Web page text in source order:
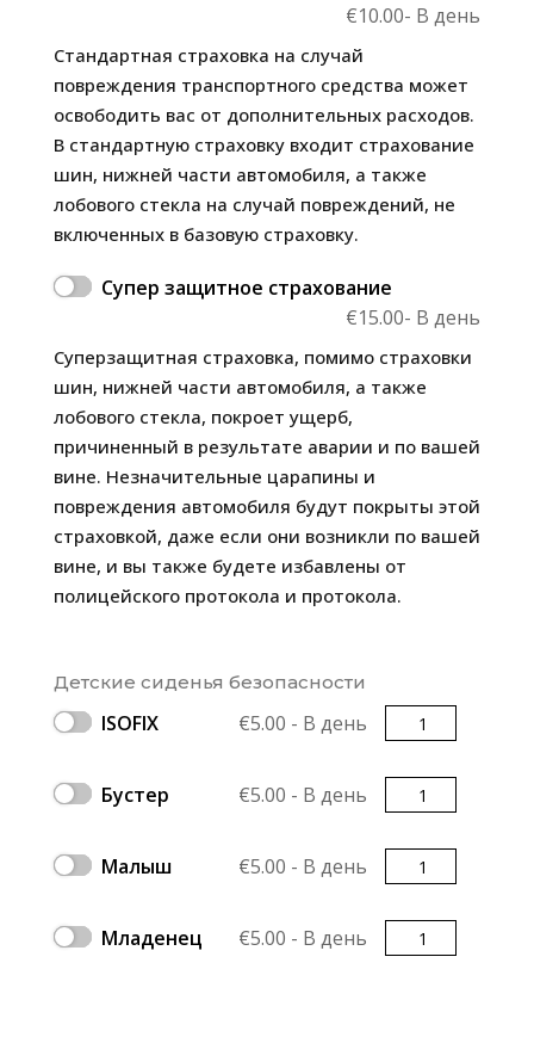
€10.00- В день
Стандартная страховка на случай
повреждения транспортного средства может
освободить вас от дополнительных расходов.
В стандартную страховку входит страхование
шин, нижней части автомобиля, а также
лобового стекла на случай повреждений, не
включенных в базовую страховку.
Супер защитное страхование
€15.00- В день
Суперзащитная страховка, помимо страховки
шин, нижней части автомобиля, а также
лобового стекла, покроет ущерб,
причиненный в результате аварии и по вашей
вине. Незначительные царапины и
повреждения автомобиля будут покрыты этой
страховкой, даже если они возникли по вашей
вине, и вы также будете избавлены от
полицейского протокола и протокола.
Детские сиденья безопасности
ISOFIX €5.00 - В день Количество
Бустер €5.00 - В день Количество
Малыш €5.00 - В день Количество
Младенец €5.00 - В день Количество